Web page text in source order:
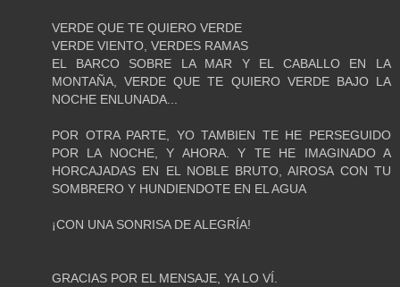
VERDE QUE TE QUIERO VERDE
VERDE VIENTO, VERDES RAMAS
EL BARCO SOBRE LA MAR Y EL CABALLO EN LA
MONTAÑA, VERDE QUE TE QUIERO VERDE BAJO LA
NOCHE ENLUNADA...
POR OTRA PARTE, YO TAMBIEN TE HE PERSEGUIDO
POR LA NOCHE, Y AHORA. Y TE HE IMAGINADO A
HORCAJADAS EN EL NOBLE BRUTO, AIROSA CON TU
SOMBRERO Y HUNDIENDOTE EN EL AGUA
¡CON UNA SONRISA DE ALEGRÍA!
GRACIAS POR EL MENSAJE, YA LO VÍ.